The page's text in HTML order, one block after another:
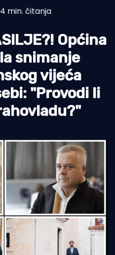
4 min. čitanja
Općina
snimanje
vijeća
"Provodi li